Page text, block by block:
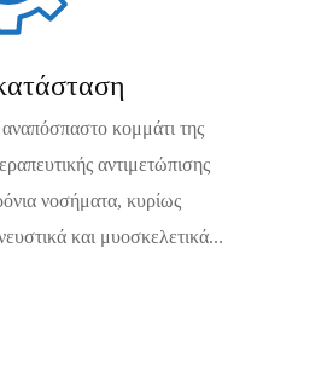
κομμάτι της
αντιμετώπισης
νοσήματα, κυρίως
και μυοσκελετικά...